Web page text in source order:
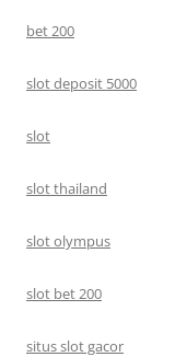
bet 200
slot deposit 5000
slot
slot thailand
slot olympus
slot bet 200
situs slot gacor